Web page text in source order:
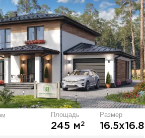
Площадь
245 м2
Размер
16.5х16.8